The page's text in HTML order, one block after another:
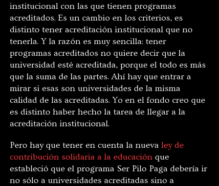
institucional con las que tienen programas
acreditados. Es un cambio en los criterios, es
distinto tener acreditación institucional que no
tenerla. Y la razón es muy sencilla: tener
programas acreditados no quiere decir que la
universidad esté acreditada, porque el todo es más
que la suma de las partes. Ahí hay que entrar a
mirar si esas son universidades de la misma
calidad de las acreditadas. Yo en el fondo creo que
es distinto haber hecho la tarea de llegar a la
acreditación institucional.
Pero hay que tener en cuenta la nueva ley de
contribución solidaria a la educación que
estableció que el programa Ser Pilo Paga debería ir
no sólo a universidades acreditadas sino a